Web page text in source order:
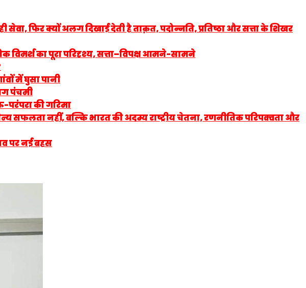
फिर क्यों अलग दिखाई देती है ताक़त, पदोन्नति, प्रतिष्ठा और सत्ता के शिखर
विमर्श का पूरा परिदृश्य, सत्ता–विपक्ष आमने-सामने
में घुसा पानी
पंचमी
परंपरा की गरिमा
सफलता नहीं, बल्कि भारत की अदम्य राष्ट्रीय चेतना, रणनीतिक परिपक्वता और
पर नई बहस